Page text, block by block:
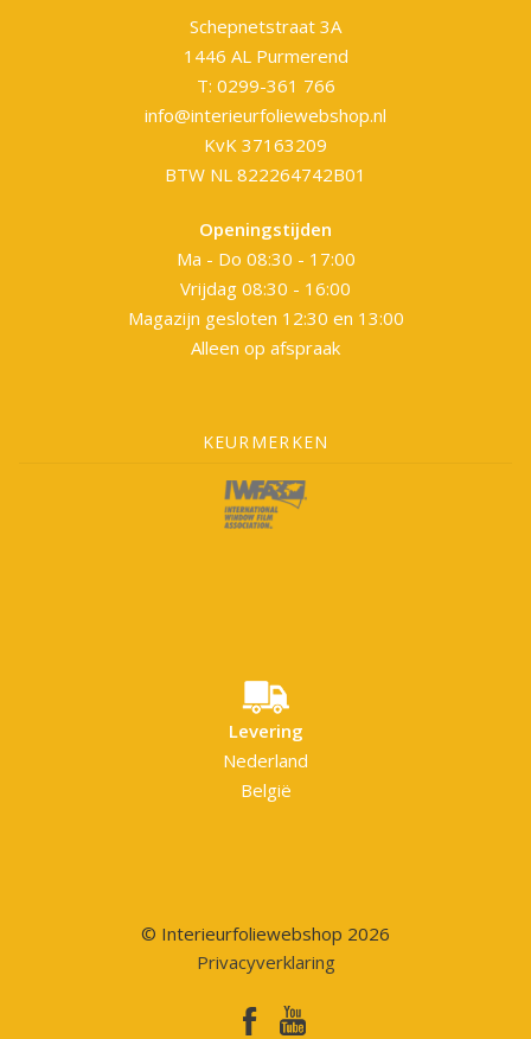
Schepnetstraat 3A
1446 AL Purmerend
T: 0299-361 766
info@interieurfoliewebshop.nl
KvK 37163209
BTW NL 822264742B01
Openingstijden
Ma - Do 08:30 - 17:00
Vrijdag 08:30 - 16:00
Magazijn gesloten 12:30 en 13:00
Alleen op afspraak
KEURMERKEN
Levering
Nederland
België
© Interieurfoliewebshop 2026
Privacyverklaring